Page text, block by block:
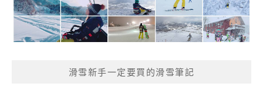
滑雪新手一定要買的滑雪筆記